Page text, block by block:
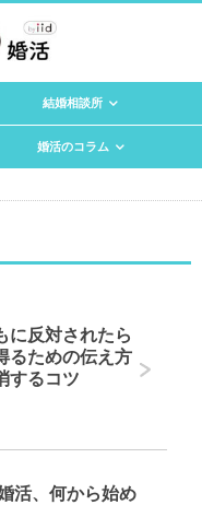
結婚相談所
婚活のコラム
に反対されたら
るための伝え方
するコツ
活、何から始め